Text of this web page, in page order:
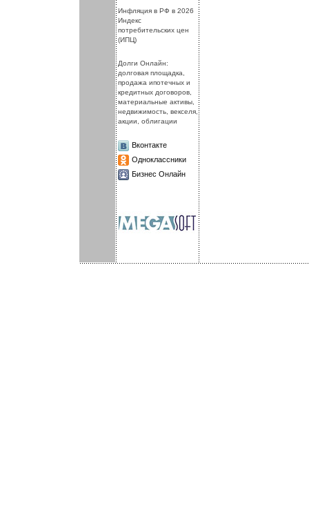
.Инфляция в РФ в 2026
Индекс
потребительских цен
(ИПЦ)
Долги Онлайн:
долговая площадка,
продажа ипотечных и
кредитных договоров,
материальные активы,
недвижимость, векселя,
акции, облигации
Вконтакте
Одноклассники
Бизнес Онлайн
.